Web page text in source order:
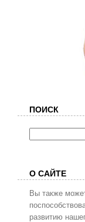
ПОИСК
О САЙТЕ
Вы также
развитию